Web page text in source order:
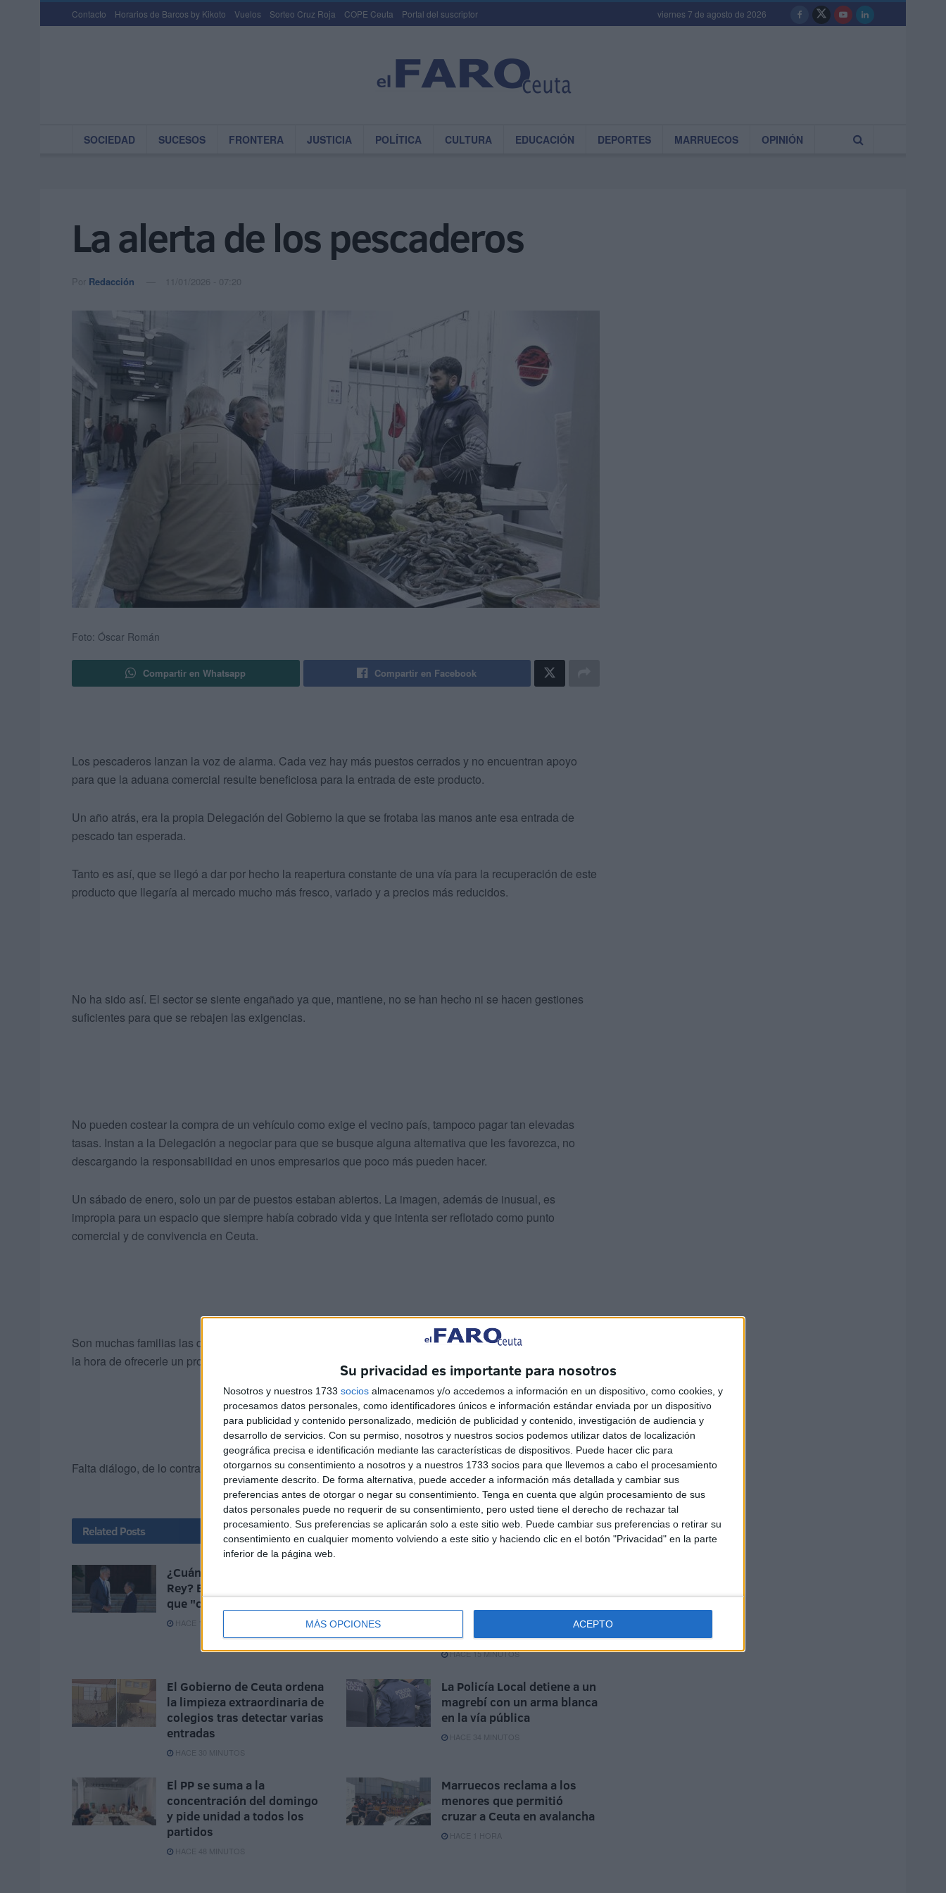
Su privacidad es importante para nosotros
Nosotros y nuestros 1733 socios almacenamos y/o accedemos a información en un dispositivo, como cookies, y
procesamos datos personales, como identificadores únicos e información estándar enviada por un dispositivo
para publicidad y contenido personalizado, medición de publicidad y contenido, investigación de audiencia y
desarrollo de servicios. Con su permiso, nosotros y nuestros socios podemos utilizar datos de localización
geográfica precisa e identificación mediante las características de dispositivos. Puede hacer clic para
otorgarnos su consentimiento a nosotros y a nuestros 1733 socios para que llevemos a cabo el procesamiento
previamente descrito. De forma alternativa, puede acceder a información más detallada y cambiar sus
preferencias antes de otorgar o negar su consentimiento. Tenga en cuenta que algún procesamiento de sus
datos personales puede no requerir de su consentimiento, pero usted tiene el derecho de rechazar tal
procesamiento. Sus preferencias se aplicarán solo a este sitio web. Puede cambiar sus preferencias o retirar su
consentimiento en cualquier momento volviendo a este sitio y haciendo clic en el botón "Privacidad" en la parte
inferior de la página web.
MÁS OPCIONES ACEPTO
Contacto Horarios de Barcos by Kikoto Vuelos Sorteo Cruz Roja COPE Ceuta Portal del suscriptor viernes 7 de agosto de 2026
SOCIEDAD SUCESOS FRONTERA JUSTICIA POLÍTICA CULTURA EDUCACIÓN DEPORTES MARRUECOS OPINIÓN
La alerta de los pescaderos
Por Redacción 11/01/2026 - 07:20
Foto: Óscar Román
Compartir en Whatsapp Compartir en Facebook
Los pescaderos lanzan la voz de alarma. Cada vez hay más puestos cerrados y no encuentran apoyo
para que la aduana comercial resulte beneficiosa para la entrada de este producto.
Un año atrás, era la propia Delegación del Gobierno la que se frotaba las manos ante esa entrada de
pescado tan esperada.
Tanto es así, que se llegó a dar por hecho la reapertura constante de una vía para la recuperación de este
producto que llegaría al mercado mucho más fresco, variado y a precios más reducidos.
No ha sido así. El sector se siente engañado ya que, mantiene, no se han hecho ni se hacen gestiones
suficientes para que se rebajen las exigencias.
No pueden costear la compra de un vehículo como exige el vecino país, tampoco pagar tan elevadas
tasas. Instan a la Delegación a negociar para que se busque alguna alternativa que les favorezca, no
descargando la responsabilidad en unos empresarios que poco más pueden hacer.
Un sábado de enero, solo un par de puestos estaban abiertos. La imagen, además de inusual, es
impropia para un espacio que siempre había cobrado vida y que intenta ser reflotado como punto
comercial y de convivencia en Ceuta.
Son muchas familias las que viven de este oficio, familias que, además, miran por el propio ciudadano a
la hora de ofrecerle un producto más variado, asequible y fresco.
Falta diálogo, de lo contrario el sector irá desapareciendo.
Related Posts
¿Cuándo visitará Ceuta el
Rey? El Gobierno responde
que "cuando sea oportuno"
HACE 10 MINUTOS
protección
HACE 15 MINUTOS
El Gobierno de Ceuta ordena
la limpieza extraordinaria de
colegios tras detectar varias
entradas
HACE 30 MINUTOS
La Policía Local detiene a un
magrebí con un arma blanca
en la vía pública
HACE 34 MINUTOS
El PP se suma a la
concentración del domingo
y pide unidad a todos los
partidos
HACE 48 MINUTOS
Marruecos reclama a los
menores que permitió
cruzar a Ceuta en avalancha
HACE 1 HORA